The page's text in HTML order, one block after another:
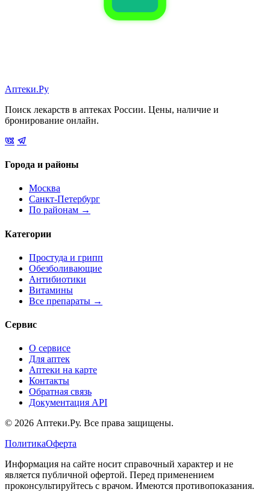
Аптеки.Ру
Поиск лекарств в аптеках России. Цены, наличие и
бронирование онлайн.
Города и районы
Москва
Санкт-Петербург
По районам →
Категории
Простуда и грипп
Обезболивающие
Антибиотики
Витамины
Все препараты →
Сервис
О сервисе
Для аптек
Аптеки на карте
Контакты
Обратная связь
Документация API
© 2026 Аптеки.Ру. Все права защищены.
ПолитикаОферта
Информация на сайте носит справочный характер и не
является публичной офертой. Перед применением
проконсультируйтесь с врачом. Имеются противопоказания.